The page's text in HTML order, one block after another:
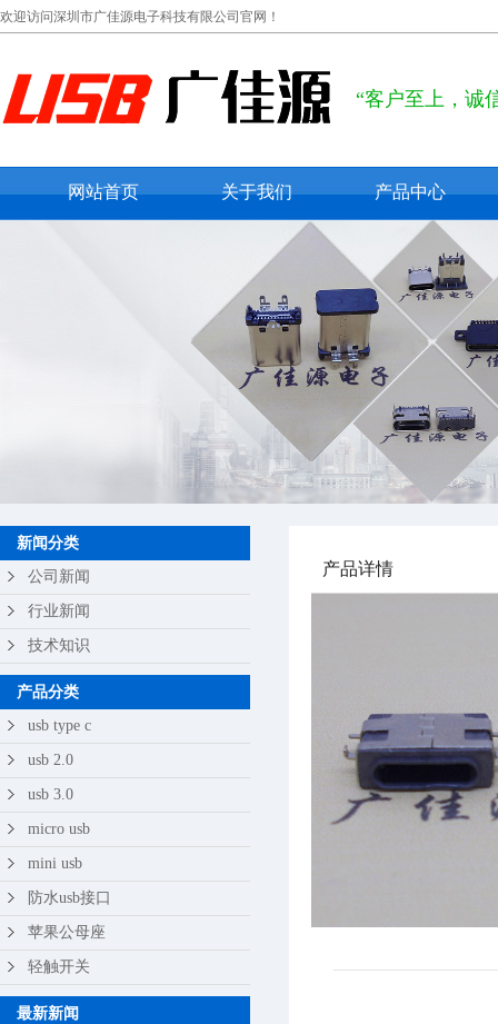
欢迎访问深圳市广佳源电子科技有限公司官网！
“客户至上，诚
网站首页 关于我们
公司概况
联系我们
在线留言
产品中心
usb type c
usb 2.0
usb 3.0
micro usb
mini usb
防水usb接口
轻触开关
新闻分类
公司新闻
行业新闻
技术知识
产品分类
usb type c
usb 2.0
usb 3.0
micro usb
mini usb
防水usb接口
苹果公母座
轻触开关
最新新闻
产品详情